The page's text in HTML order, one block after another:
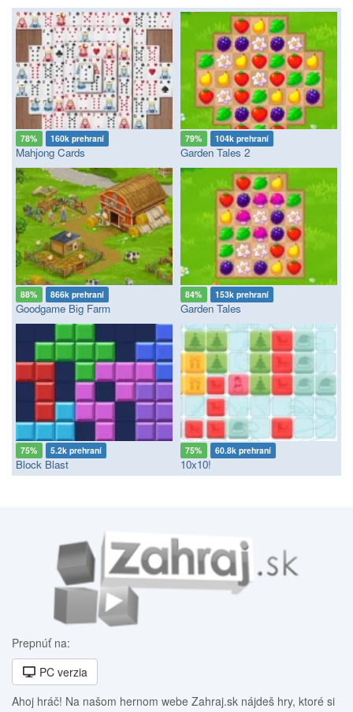
78% 160k prehraní
Mahjong Cards
79% 104k prehraní
Garden Tales 2
88% 866k prehraní
Goodgame Big Farm
84% 153k prehraní
Garden Tales
75% 5.2k prehraní
Block Blast
75% 60.8k prehraní
10x10!
Prepnúť na:
PC verzia
Ahoj hráč! Na našom hernom webe Zahraj.sk nájdeš hry, ktoré si